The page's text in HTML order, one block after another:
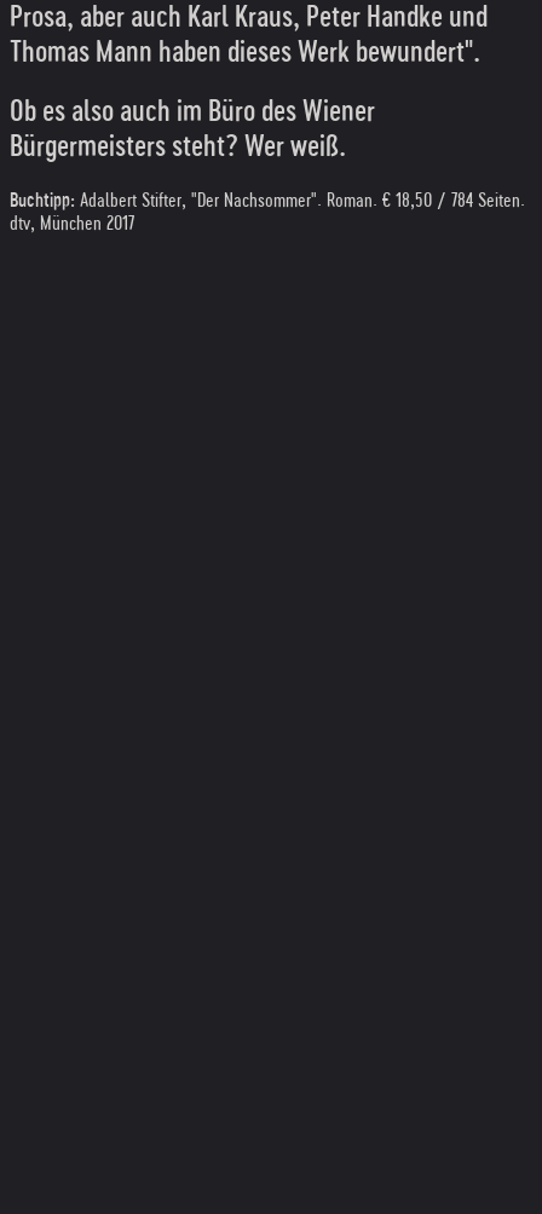
Prosa, aber auch Karl Kraus, Peter Handke und
Thomas Mann haben dieses Werk bewundert".
Ob es also auch im Büro des Wiener
Bürgermeisters steht? Wer weiß.
Buchtipp: Adalbert Stifter, "Der Nachsommer". Roman. € 18,50 / 784 Seiten.
dtv, München 2017